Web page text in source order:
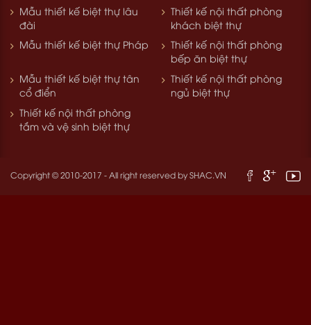
Mẫu thiết kế biệt thự lâu
đài
Thiết kế nội thất phòng
khách biệt thự
Mẫu thiết kế biệt thự Pháp
Thiết kế nội thất phòng
bếp ăn biệt thự
Mẫu thiết kế biệt thự tân
cổ điển
Thiết kế nội thất phòng
ngủ biệt thự
Thiết kế nội thất phòng
tắm và vệ sinh biệt thự
Copyright © 2010-2017 - All right reserved bySHAC.VN